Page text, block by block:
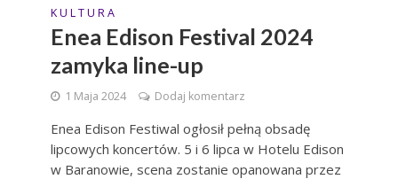
K U L T U R A
Enea Edison Festival 2024
zamyka line-up
1 Maja 2024 Dodaj komentarz
Enea Edison Festiwal ogłosił pełną obsadę
lipcowych koncertów. 5 i 6 lipca w Hotelu Edison
w Baranowie, scena zostanie opanowana przez